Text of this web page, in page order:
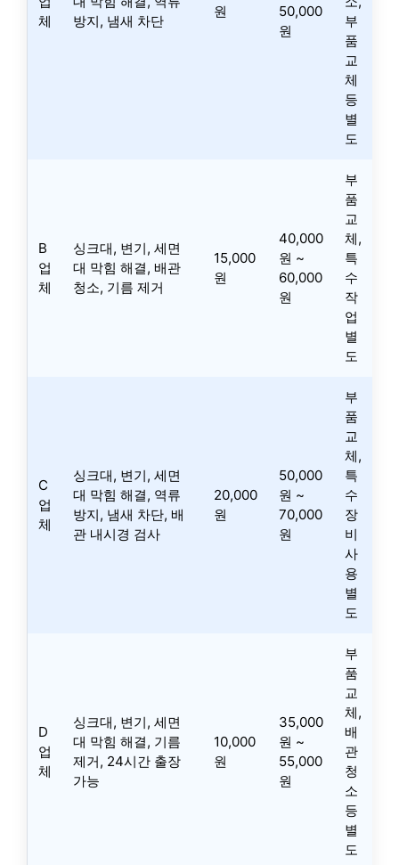
체
방지, 냄새 차단
원
50,000
원
부
품
교
체
등
별
도
B
업
체
싱크대, 변기, 세면
대 막힘 해결, 배관
청소, 기름 제거
15,000
원
40,000
원 ~
60,000
원
부
품
교
체,
특
수
작
업
별
도
C
업
체
싱크대, 변기, 세면
대 막힘 해결, 역류
방지, 냄새 차단, 배
관 내시경 검사
20,000
원
50,000
원 ~
70,000
원
부
품
교
체,
특
수
장
비
사
용
별
도
D
업
체
싱크대, 변기, 세면
대 막힘 해결, 기름
제거, 24시간 출장
가능
10,000
원
35,000
원 ~
55,000
원
부
품
교
체,
배
관
청
소
등
별
도